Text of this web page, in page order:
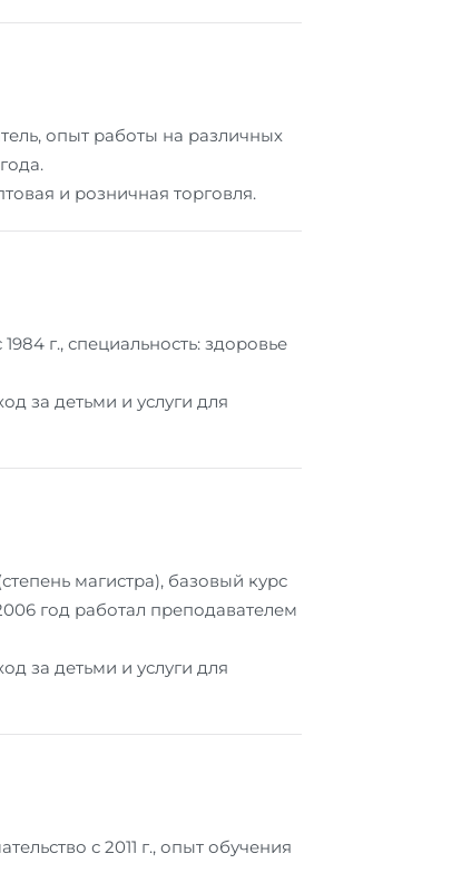
опыт работы на различных
и розничная торговля.
г., специальность: здоровье
за детьми и услуги для
магистра), базовый курс
год работал преподавателем
за детьми и услуги для
с 2011 г., опыт обучения